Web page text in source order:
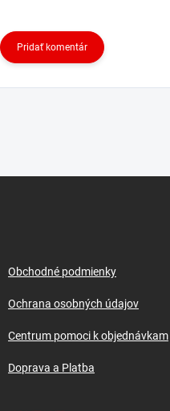
Pridať komentár
Obchodné podmienky
Ochrana osobných údajov
Centrum pomoci k objednávkam
Doprava a Platba